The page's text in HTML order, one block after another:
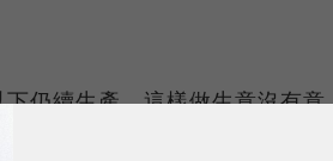
仍續生產，這樣做生意沒有意
從第2季的9成下調至7成，甚